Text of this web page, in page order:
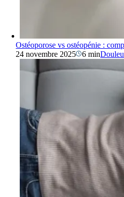
Ostéoporose vs ostéopénie :
24 novembre 2025
6 min